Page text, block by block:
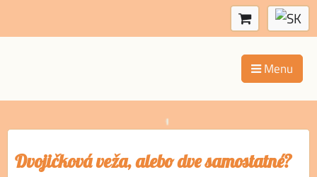
Menu
Dvojičková veža, alebo dve samostatné?